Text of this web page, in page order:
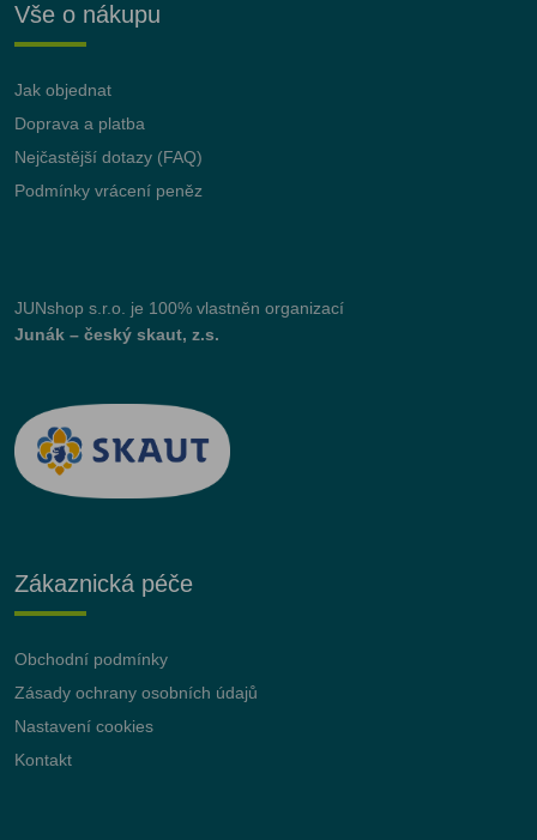
Vše o nákupu
Jak objednat
Doprava a platba
Nejčastější dotazy (FAQ)
Podmínky vrácení peněz
JUNshop s.r.o.
je 100% vlastněn organizací
Junák – český skaut, z.s.
Zákaznická péče
Obchodní podmínky
Zásady ochrany osobních údajů
Nastavení cookies
Kontakt